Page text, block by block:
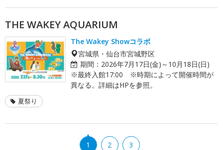
THE WAKEY AQUARIUM
The Wakey Showコラボ
宮城県・仙台市宮城野区
期間： 2026年7月17日(金)～10月18日(日)
※最終入館17:00 ※時期によって開催時間が
異なる。詳細はHPを参照。
夏祭り
1 2 3